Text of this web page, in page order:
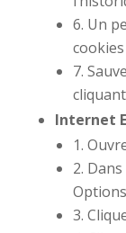
6. Un
cookies
7.
Internet
1.
2.
3.